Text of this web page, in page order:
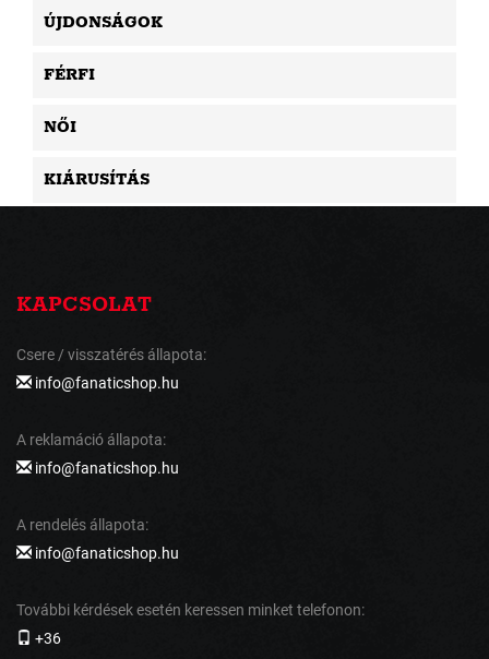
ÚJDONSÁGOK
FÉRFI
NŐI
KIÁRUSÍTÁS
KAPCSOLAT
Csere / visszatérés állapota:
info@fanaticshop.hu
A reklamáció állapota:
info@fanaticshop.hu
A rendelés állapota:
info@fanaticshop.hu
További kérdések esetén keressen minket telefonon:
+36